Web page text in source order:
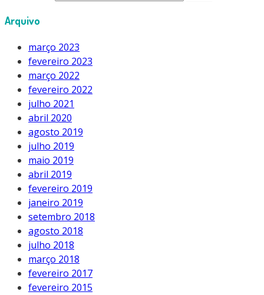
Arquivo
março 2023
fevereiro 2023
março 2022
fevereiro 2022
julho 2021
abril 2020
agosto 2019
julho 2019
maio 2019
abril 2019
fevereiro 2019
janeiro 2019
setembro 2018
agosto 2018
julho 2018
março 2018
fevereiro 2017
fevereiro 2015